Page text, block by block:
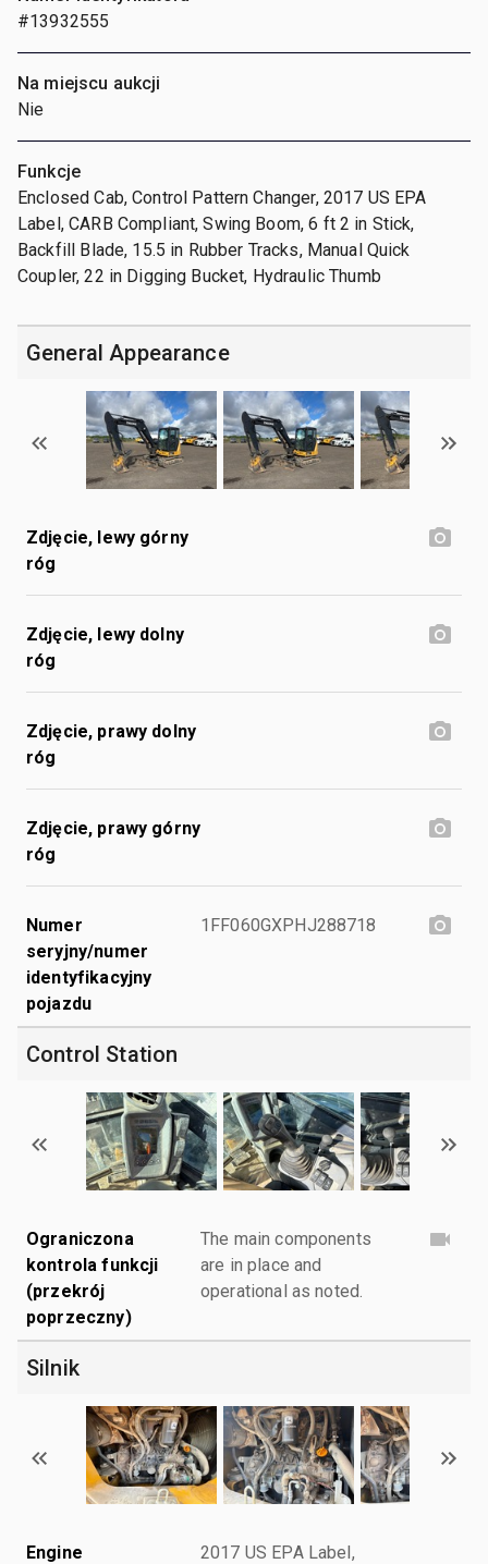
#13932555
Na miejscu aukcji
Nie
Funkcje
Enclosed Cab, Control Pattern Changer, 2017 US EPA
Label, CARB Compliant, Swing Boom, 6 ft 2 in Stick,
Backfill Blade, 15.5 in Rubber Tracks, Manual Quick
Coupler, 22 in Digging Bucket, Hydraulic Thumb
General Appearance
Zdjęcie, lewy górny
róg
Zdjęcie, lewy dolny
róg
Zdjęcie, prawy dolny
róg
Zdjęcie, prawy górny
róg
Numer
seryjny/numer
identyfikacyjny
pojazdu
1FF060GXPHJ288718
Control Station
Ograniczona
kontrola funkcji
(przekrój
poprzeczny)
The main components
are in place and
operational as noted.
Silnik
Engine
2017 US EPA Label,